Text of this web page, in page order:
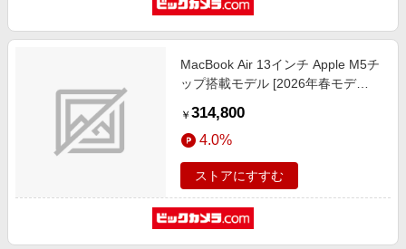
MacBook Air 13インチ Apple M5チ
ップ搭載モデル [2026年春モデ
CPUと10コアGPU] スターライト
MDHD4J/A
￥ 314,800
4.0%
ストアにすすむ